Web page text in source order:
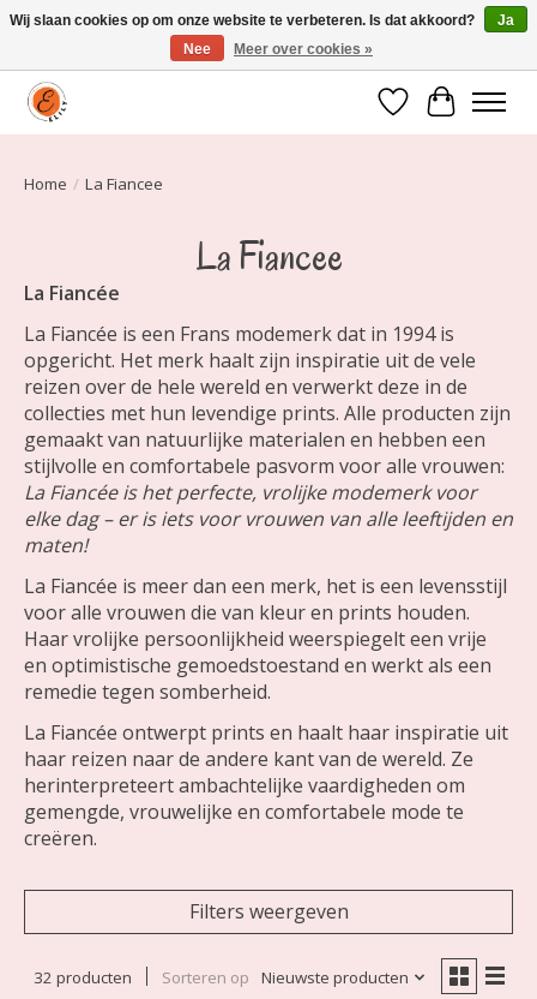
Elily is er om jou te laten stralen! Mode vanaf maat 34 t/m 54
Verlanglijst
Home / La Fiancee
La Fiancee
La Fiancée
La Fiancée is een Frans modemerk dat in 1994 is
opgericht. Het merk haalt zijn inspiratie uit de vele
reizen over de hele wereld en verwerkt deze in de
collecties met hun levendige prints. Alle producten zijn
gemaakt van natuurlijke materialen en hebben een
stijlvolle en comfortabele pasvorm voor alle vrouwen:
La Fiancée is het perfecte, vrolijke modemerk voor
elke dag – er is iets voor vrouwen van alle leeftijden en
maten!
La Fiancée is meer dan een merk, het is een levensstijl
voor alle vrouwen die van kleur en prints houden.
Haar vrolijke persoonlijkheid weerspiegelt een vrije
en optimistische gemoedstoestand en werkt als een
remedie tegen somberheid.
La Fiancée ontwerpt prints en haalt haar inspiratie uit
haar reizen naar de andere kant van de wereld. Ze
herinterpreteert ambachtelijke vaardigheden om
gemengde, vrouwelijke en comfortabele mode te
creëren.
Filters weergeven
32 producten Sorteren op Nieuwste producten
Wij slaan cookies op om onze website te verbeteren. Is dat akkoord?
Ja
Nee
Meer over cookies »